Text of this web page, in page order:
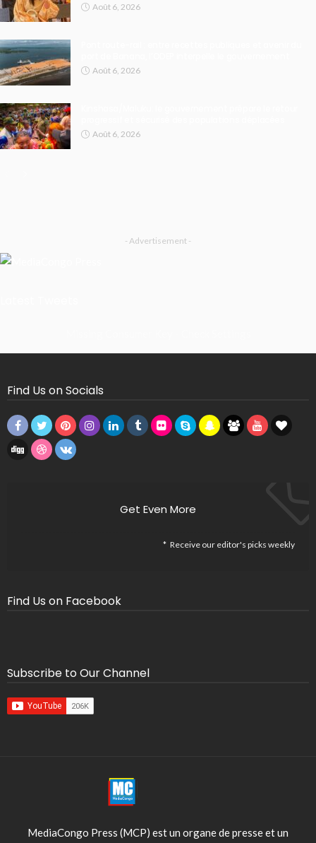
Août 6, 2026
Août 6, 2026
Août 6, 2026
- Advertisement -
Find Us on Socials
Get Even More
Receive our editor's picks weekly
Find Us on Facebook
Subscribe to Our Channel
MediaCongo Press (MCP) est un organe de presse et un